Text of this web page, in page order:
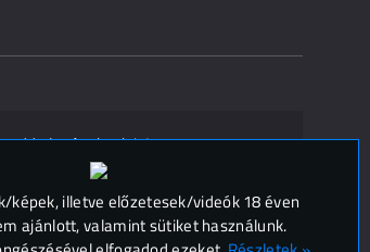
el másoknak is!
képek, illetve előzetesek/videók 18 éven
ajánlott, valamint sütiket használunk.